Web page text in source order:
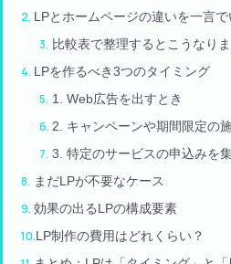
LPとホームページの違いを一言で
比較表で整理するとこうなり
LPを作るべき3つのタイミング
1. Web広告を出すとき
2. キャンペーンや期間限定の
3. 特定のサービスの申込みを
まだLPが不要なケース
効果の出るLPの構成要素
LP制作の費用はどれくらい？